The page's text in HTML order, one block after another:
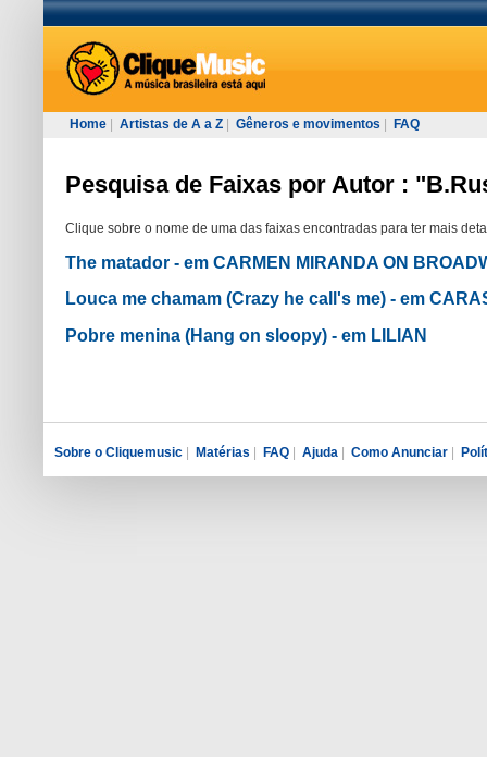
Home Artistas de A a Z Gêneros e movimentos FAQ
Pesquisa de Faixas por Autor :
Clique sobre o nome de uma das faixas encontradas para ter mais
The matador - em CARMEN MIRANDA ON
Louca me chamam (Crazy he call's me) - em
Pobre menina (Hang on sloopy) - em LILIAN
Sobre o Cliquemusic | Matérias | FAQ | Ajuda | Como Anunciar |